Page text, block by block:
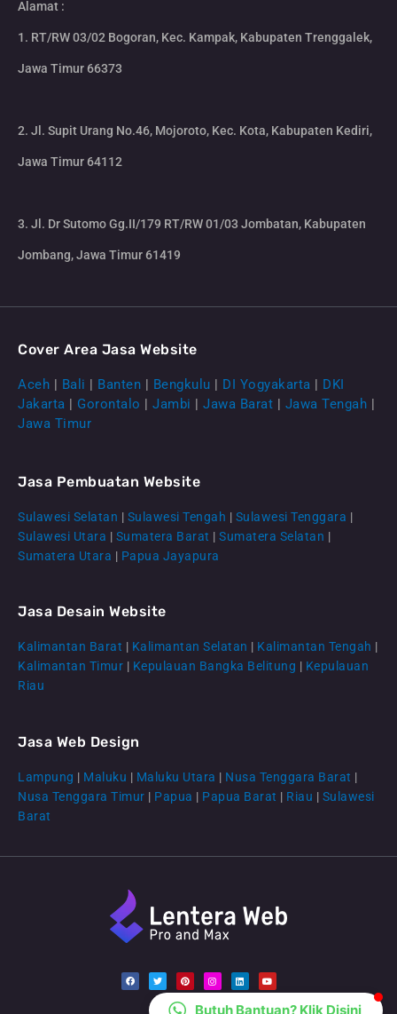
CS Lenteraweb
Butuh Bantuan? Klik Disini
Alamat :
1. RT/RW 03/02 Bogoran, Kec. Kampak, Kabupaten Trenggalek,
Jawa Timur 66373
2. Jl. Supit Urang No.46, Mojoroto, Kec. Kota, Kabupaten Kediri,
Jawa Timur 64112
3. Jl. Dr Sutomo Gg.II/179 RT/RW 01/03 Jombatan, Kabupaten
Jombang, Jawa Timur 61419
Cover Area Jasa Website
Aceh Bali Banten Bengkulu DI Yogyakarta
DKI
Jakarta
Gorontalo Jambi Jawa Barat Jawa Tengah
Jawa Timur
Jasa Pembuatan Website
Sulawesi Selatan | Sulawesi Tengah | Sulawesi Tenggara |
Sulawesi Utara | Sumatera Barat | Sumatera Selatan |
Sumatera Utara | Papua Jayapura
Jasa Desain Website
Kalimantan Barat | Kalimantan Selatan | Kalimantan Tengah |
Kalimantan Timur | Kepulauan Bangka Belitung | Kepulauan
Riau
Jasa Web Design
Lampung | Maluku | Maluku Utara | Nusa Tenggara Barat |
Nusa Tenggara Timur | Papua | Papua Barat | Riau | Sulawesi
Barat
F
a
c
T
w
i
t
P
i
n
e
I
n
s
a
L
i
n
e
Y
o
u
u